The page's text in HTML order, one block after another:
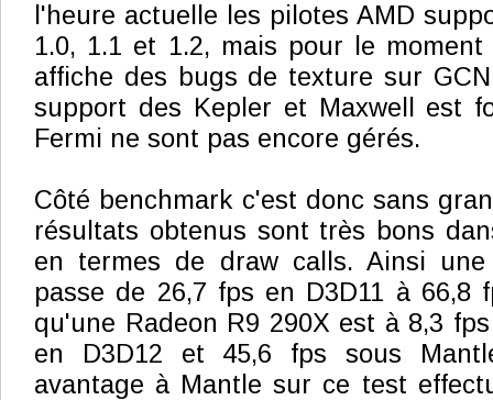
l'heure actuelle les pilotes AMD
1.0, 1.1 et 1.2, mais pour le
affiche des bugs de texture sur
support des Kepler et Maxwell est
Fermi ne sont pas encore gérés.
Côté benchmark c'est donc sans
résultats obtenus sont très bons
en termes de draw calls. Ainsi une
passe de 26,7 fps en D3D11 à 66,8
qu'une Radeon R9 290X est à 8,3
en D3D12 et 45,6 fps sous
avantage à Mantle sur ce test